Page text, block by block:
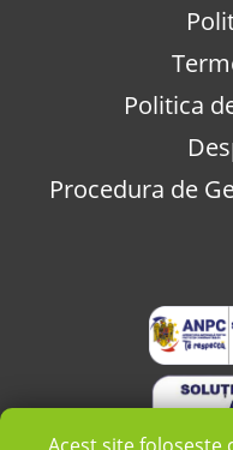
Politica
Procedura de